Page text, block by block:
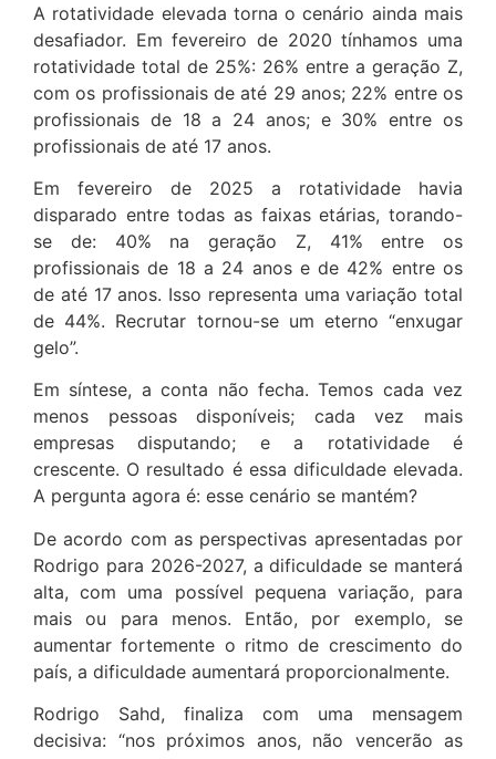
A rotatividade elevada torna o cenário ainda mais
desafiador. Em fevereiro de 2020 tínhamos uma
rotatividade total de 25%: 26% entre a geração Z,
com os profissionais de até 29 anos; 22% entre os
profissionais de 18 a 24 anos; e 30% entre os
profissionais de até 17 anos.
Em fevereiro de 2025 a rotatividade havia
disparado entre todas as faixas etárias, torando-
se de: 40% na geração Z, 41% entre os
profissionais de 18 a 24 anos e de 42% entre os
de até 17 anos. Isso representa uma variação total
de 44%. Recrutar tornou-se um eterno “enxugar
gelo”.
Em síntese, a conta não fecha. Temos cada vez
menos pessoas disponíveis; cada vez mais
empresas disputando; e a rotatividade é
crescente. O resultado é essa dificuldade elevada.
A pergunta agora é: esse cenário se mantém?
De acordo com as perspectivas apresentadas por
Rodrigo para 2026-2027, a dificuldade se manterá
alta, com uma possível pequena variação, para
mais ou para menos. Então, por exemplo, se
aumentar fortemente o ritmo de crescimento do
país, a dificuldade aumentará proporcionalmente.
Rodrigo Sahd, finaliza com uma mensagem
decisiva: “nos próximos anos, não vencerão as